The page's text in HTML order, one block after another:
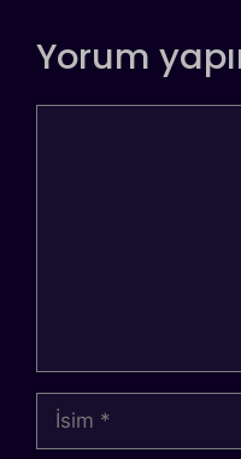
Yorum
İsim